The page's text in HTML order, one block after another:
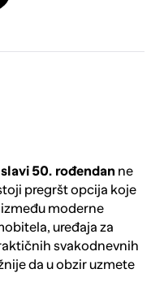
50. rođendan ne
pregršt opcija koje
moderne
uređaja za
svakodnevnih
da u obzir uzmete